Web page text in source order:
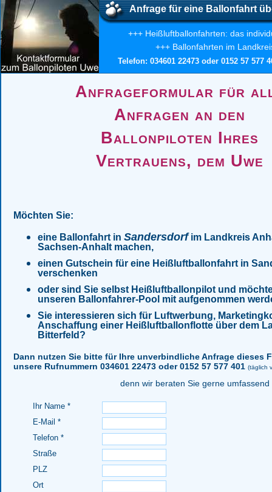
Anfrage für eine Ballonfahrt
+++ Heißluftballonfahrten: das
+++ Ballonfahrten im
Telefon: 034601 22473 oder 0152 57 577
Anfrageformular für
Anfragen an den
Ballonpiloten Ihres
Vertrauens, dem Uwe
Möchten Sie:
eine Ballonfahrt in Sandersdorfim Landkreis
Sachsen-Anhalt machen,
einen Gutschein für eine Heißluftballonfahrt in
verschenken
oder sind Sie selbst Heißluftballonpilot und
unseren Ballonfahrer-Pool mit aufgenommen
Sie interessieren sich für Luftwerbung,
Anschaffung einer Heißluftballonflotte über dem
Bitterfeld?
Dann nutzen Sie bitte für Ihre unverbindliche Anfrage dieses
unsere Rufnummern 034601 22473 oder 0152 57 577 401 (täglich
denn wir beraten Sie gerne
Ihr Name *
E-Mail *
Telefon *
Straße
PLZ
Ort